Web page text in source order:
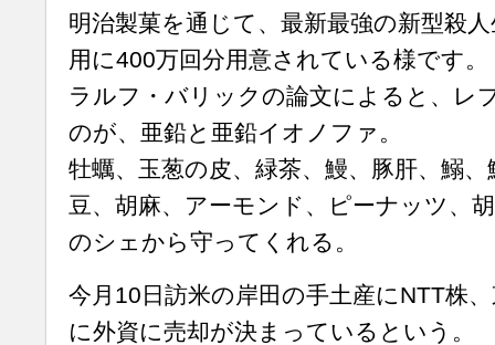
明治製菓を通じて、最新最強の新型殺
用に400万回分用意されている様です。
ラルフ・バリックの論文によると、レ
のが、亜鉛と亜鉛イオノファ。
牡蠣、玉葱の皮、緑茶、鰻、豚肝、鰯
豆、胡麻、アーモンド、ピーナッツ、
のシェから守ってくれる。
今月10日訪米の岸田の手土産にNTT株
に外資に売却が決まっているという。